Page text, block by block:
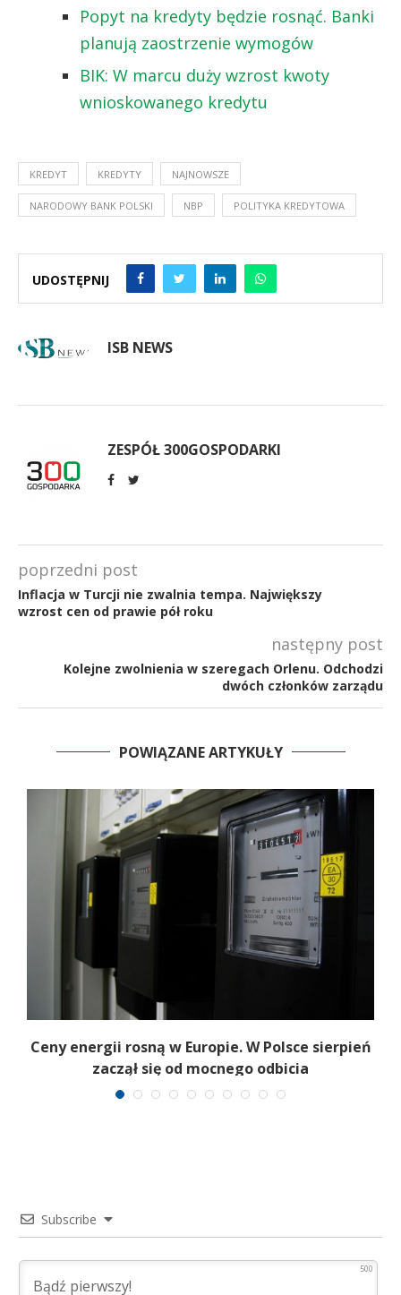
Popyt na kredyty będzie rosnąć. Banki
planują zaostrzenie wymogów
BIK: W marcu duży wzrost kwoty
wnioskowanego kredytu
KREDYT KREDYTY NAJNOWSZE
NARODOWY BANK POLSKI NBP POLITYKA KREDYTOWA
UDOSTĘPNIJ
ISB NEWS
ZESPÓŁ 300GOSPODARKI
poprzedni post
Inflacja w Turcji nie zwalnia tempa. Największy
wzrost cen od prawie pół roku
następny post
Kolejne zwolnienia w szeregach Orlenu. Odchodzi
dwóch członków zarządu
POWIĄZANE ARTYKUŁY
Ceny energii rosną w Europie. W Polsce sierpień
zaczął się od mocnego odbicia
Subscribe
500